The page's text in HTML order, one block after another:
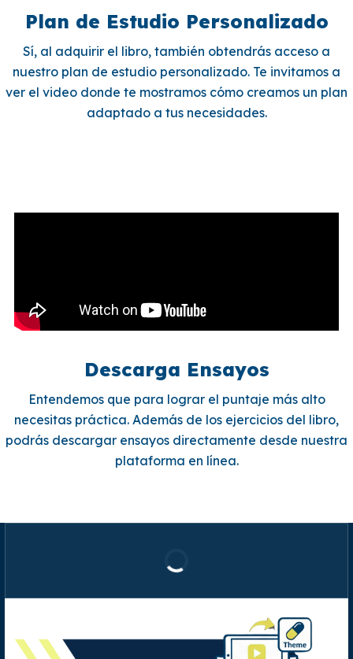
Plan de Estudio Personalizado
Sí, al adquirir el libro, también obtendrás acceso a
nuestro plan de estudio personalizado. Te invitamos a
ver el video donde te mostramos cómo creamos un plan
adaptado a tus necesidades.
Descarga Ensayos
Entendemos que para lograr el puntaje más alto
necesitas práctica. Además de los ejercicios del libro,
podrás descargar ensayos directamente desde nuestra
plataforma en línea.